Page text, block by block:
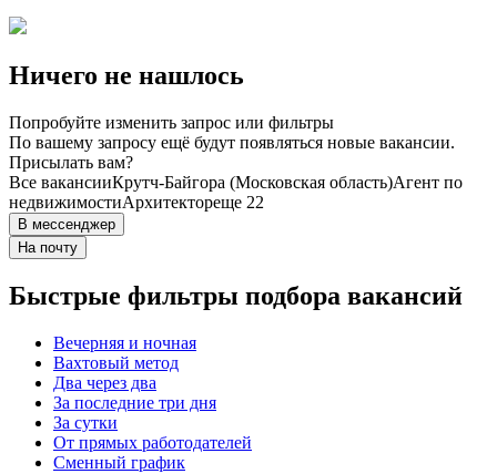
Ничего не нашлось
Попробуйте изменить запрос или фильтры
По вашему запросу ещё будут появляться новые вакансии.
Присылать вам?
Все вакансииКрутч-Байгора (Московская область)Агент по
недвижимостиАрхитектореще 22
В мессенджер
На почту
Быстрые фильтры подбора вакансий
Вечерняя и ночная
Вахтовый метод
Два через два
За последние три дня
За сутки
От прямых работодателей
Сменный график